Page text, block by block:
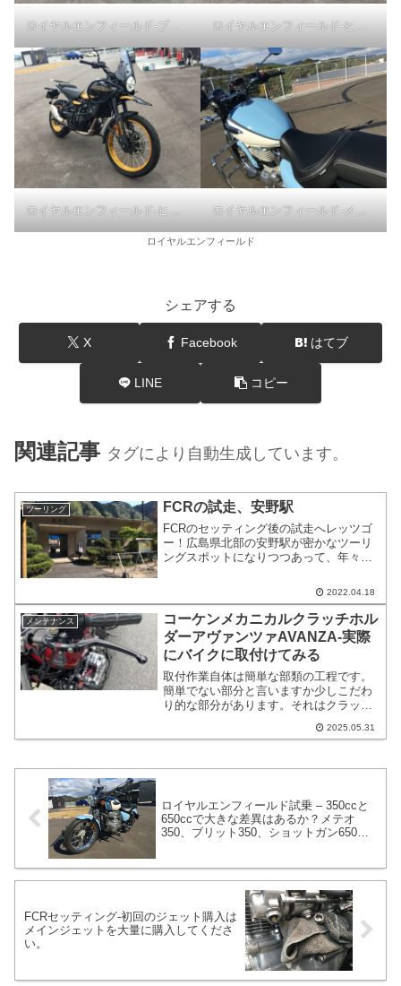
ロイヤルエンフィールド-ブレット350 ロイヤルエンフィールド-ヒマラヤ450
ロイヤルエンフィールド-ヒマラヤ450 ロイヤルエンフィールド-メテオ350
ロイヤルエンフィールド
シェアする
X Facebook はてブ
LINE コピー
関連記事 タグにより自動生成しています。
ツーリング FCRの試走、安野駅
FCRのセッティング後の試走へレッツゴ
ー！広島県北部の安野駅が密かなツーリ
ングスポットになりつつあって、年々人
く来られていたり、島根ナンバーの方も
ちらほらみます。私は試走する際に長め
に走りたい時にごくまれに利用する事が
あります。
2022.04.18
メンテナンス
コーケンメカニカルクラッチホル
ダーアヴァンツァAVANZA-実際
にバイクに取付けてみる
取付作業自体は簡単な部類の工程です。
簡単でない部分と言いますか少しこだわ
り的な部分があります。それはクラッチ
ッチホルダー（コーケンメカニカルクラ
2025.05.31
ロイヤルエンフィールド試乗 – 350ccと
650ccで大きな差異はあるか？メテオ
350、ブリット350、ショットガン650試
FCRセッティング-初回のジェット購入は
メインジェットを大量に購入してくださ
い。